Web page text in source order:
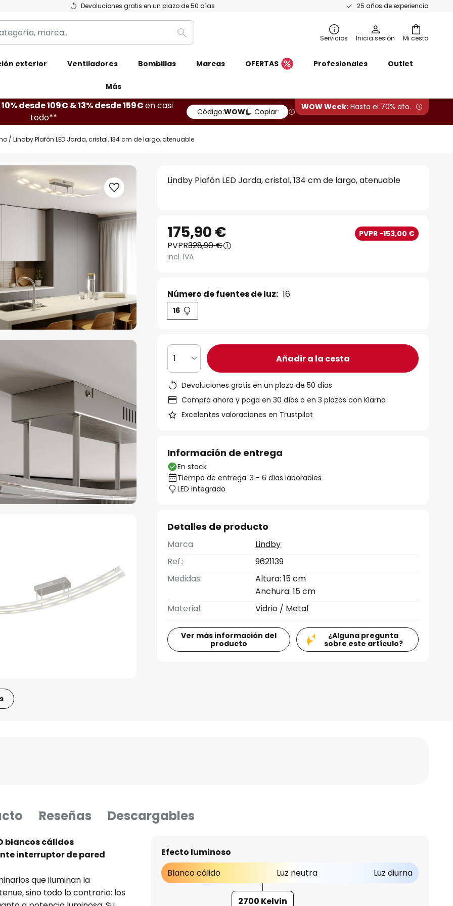
Devoluciones gratis en un plazo de 50 días 25 años de experiencia
Mi cesta
Buscar Servicios Inicia sesión
exterior Ventiladores Bombillas Marcas OFERTAS Profesionales Outlet
Más
10% desde 109€ & 13% desde 159€en casi
todo**
Código:WOW Copiar WOW Week: Hasta el 70% dto.
Lindby Plafón LED Jarda, cristal, 134 cm de largo, atenuable
Lindby Plafón LED Jarda, cristal, 134 cm de largo, atenuable
175,90 € PVPR -153,00 €
PVPR328,90 €
incl. IVA
Número de fuentes de luz: 16
16
1 Añadir a la cesta
Devoluciones gratis en un plazo de 50 días
Compra ahora y paga en 30 días o en 3 plazos con Klarna
Excelentes valoraciones en Trustpilot
Información de entrega
En stock
Tiempo de entrega: 3 - 6 días laborables
LED integrado
Detalles de producto
Marca
Lindby
Ref.:
9621139
Medidas:
Altura: 15 cm
Anchura: 15 cm
Material:
Vidrio / Metal
Ver más información del
producto
¿Alguna pregunta
sobre este artículo?
Reseñas Descargables
blancos cálidos
interruptor de pared
que iluminan la
sino todo lo contrario: los
Efecto luminoso
Blanco cálido
Luz neutra Luz diurna
2700 Kelvin